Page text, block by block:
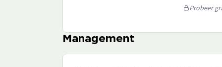
Probeer
Management